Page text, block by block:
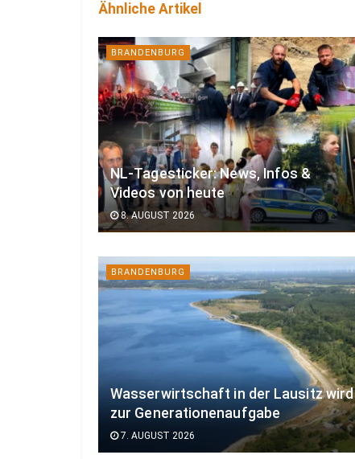
Ähnliche Artikel
BRANDENBURG
NL-Tagesticker: News, Infos &
Videos von heute
8. AUGUST 2026
BRANDENBURG
Wasserwirtschaft in der Lausitz wird
zur Generationenaufgabe
7. AUGUST 2026